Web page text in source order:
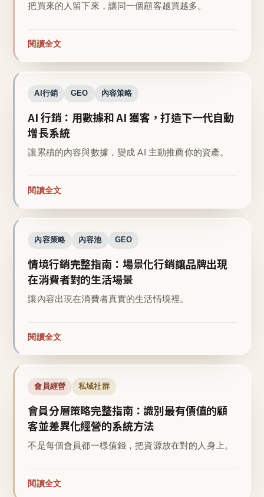
把買來的人留下來，讓同一個顧客越買越多。
閱讀全文
AI行銷 GEO 內容策略
AI 行銷：用數據和 AI 獲客，打造下一代自動
增長系統
讓累積的內容與數據，變成 AI 主動推薦你的資產。
閱讀全文
內容策略 內容池 GEO
情境行銷完整指南：場景化行銷讓品牌出現
在消費者對的生活場景
讓內容出現在消費者真實的生活情境裡。
閱讀全文
會員經營 私域社群
會員分層策略完整指南：識別最有價值的顧
客並差異化經營的系統方法
不是每個會員都一樣值錢，把資源放在對的人身上。
閱讀全文